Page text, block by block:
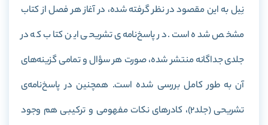
نِیل به این مقصود در نظر گرفته شده، در آغاز هر فصل از کتاب
مشخص شده است. در پاسخ‌نامه‌ی تشریحی این کتاب که در
جلدی جداگانه منتشر شده، صورت هر سؤال و تمامی گزینه‌های
آن به طور کامل بررسی شده‌ است. همچنین در پاسخ‌نامه‌ی
تشریحی (جلد2)، کادرهای نکات مفهومی و ترکیبی هم وجود